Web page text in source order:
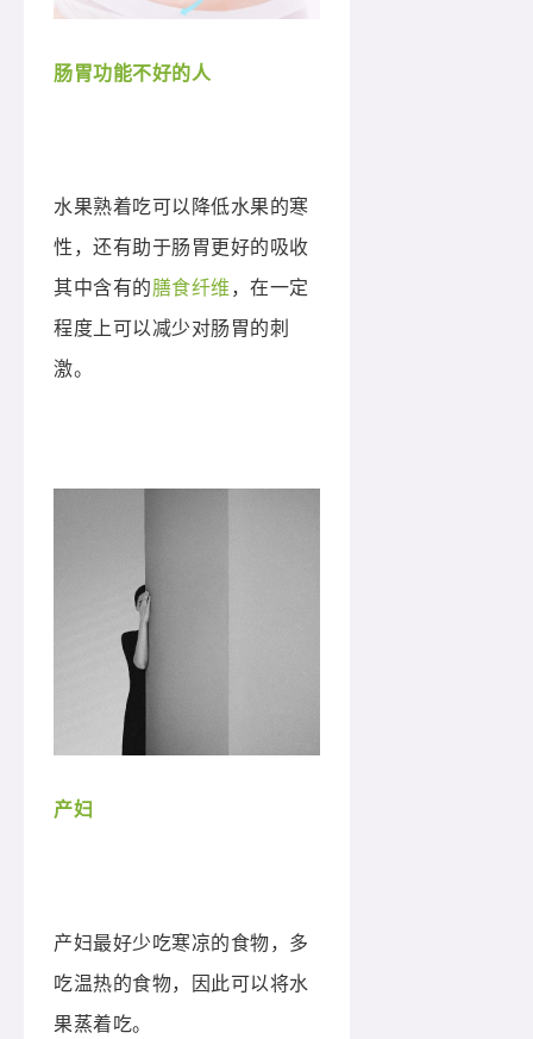
肠胃功能不好的人
水果熟着吃可以降低水果的寒
性，还有助于肠胃更好的吸收
其中含有的膳食纤维，在一定
程度上可以减少对肠胃的刺
激。
产妇
产妇最好少吃寒凉的食物，多
吃温热的食物，因此可以将水
果蒸着吃。